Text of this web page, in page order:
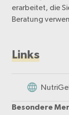
erarbeitet, die
Beratung
Links
Besondere